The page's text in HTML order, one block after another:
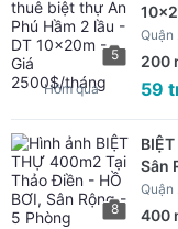
5
Quận
200
59
Hôm qua
8
Sân
Quận
400